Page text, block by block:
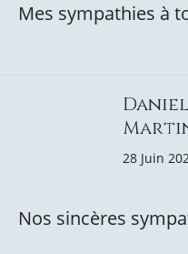
Mes sympathies à
28 Juin
Nos sincères